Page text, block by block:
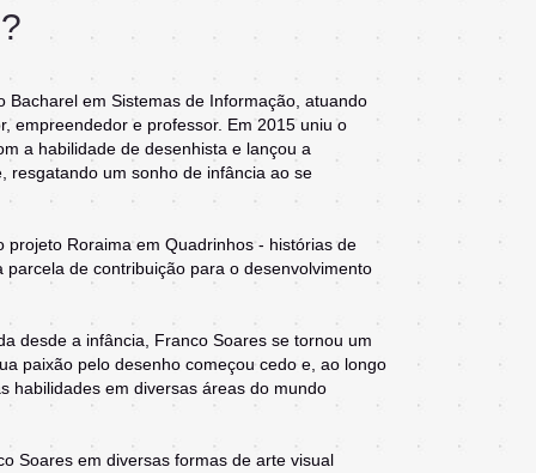
Bacharel em Sistemas de Informação, atuando
empreendedor e professor. Em 2015 uniu o
a habilidade de desenhista e lançou a
resgatando um sonho de infância ao se
projeto Roraima em Quadrinhos - histórias de
parcela de contribuição para o desenvolvimento
desde a infância, Franco Soares se tornou um
paixão pelo desenho começou cedo e, ao longo
habilidades em diversas áreas do mundo
Soares em diversas formas de arte visual